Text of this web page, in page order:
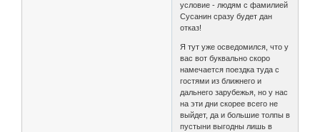
условие - людям с фамилией
Сусанин сразу будет дан
отказ!
Я тут уже осведомился, что у
вас вот буквально скоро
намечается поездка туда с
гостями из ближнего и
дальнего зарубежья, но у нас
на эти дни скорее всего не
выйдет, да и большие толпы в
пустыни выгодны лишь в